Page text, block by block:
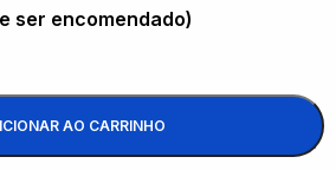
ser encomendado)
AO CARRINHO